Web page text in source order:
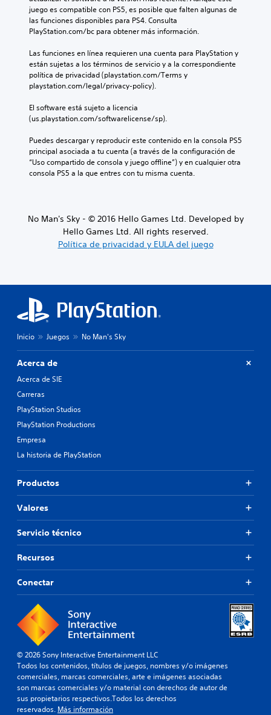
juego es compatible con PS5, es posible que falten algunas de
las funciones disponibles para PS4. Consulta
PlayStation.com/bc para obtener más información.
Las funciones en línea requieren una cuenta para PlayStation y
están sujetas a los términos de servicio y a la correspondiente
política de privacidad (playstation.com/Terms y
playstation.com/legal/privacy-policy).
El software está sujeto a licencia
(us.playstation.com/softwarelicense/sp).
Puedes descargar y reproducir este contenido en la consola PS5
principal asociada a tu cuenta (a través de la configuración de
“Uso compartido de consola y juego offline”) y en cualquier otra
consola PS5 a la que entres con tu misma cuenta.
No Man's Sky - © 2016 Hello Games Ltd. Developed by
Hello Games Ltd. All rights reserved.
Política de privacidad y EULA del juego
Inicio Juegos No Man's Sky
Acerca de
Acerca de SIE
Carreras
PlayStation Studios
PlayStation Productions
Empresa
La historia de PlayStation
Productos
Valores
Servicio técnico
Recursos
Conectar
© 2026 Sony Interactive Entertainment LLC
Todos los contenidos, títulos de juegos, nombres y/o imágenes
comerciales, marcas comerciales, arte e imágenes asociadas
son marcas comerciales y/o material con derechos de autor de
sus propietarios respectivos.Todos los derechos
reservados. Más información